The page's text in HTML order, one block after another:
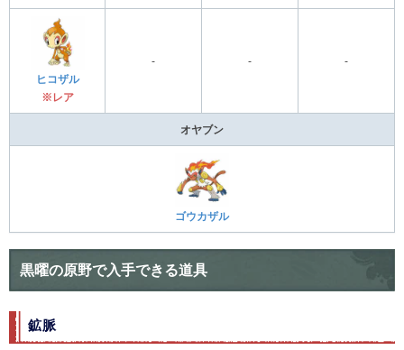
ヒコザル
※レア
- - -
オヤブン
ゴウカザル
黒曜の原野で入手できる道具
鉱脈